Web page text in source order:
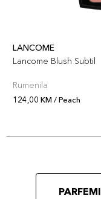
LANCOME
Lancome Blush Subtil
Rumenila
124,00 KM / Peach
PARFEMI